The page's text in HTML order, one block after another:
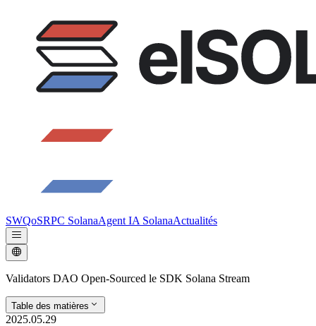
SWQoSRPC SolanaAgent IA SolanaActualités
Validators DAO Open-Sourced le SDK Solana Stream
Table des matières
2025.05.29